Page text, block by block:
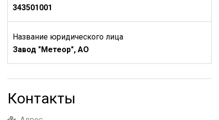
343501001
Название юридического лица
Завод "Метеор", АО
Контакты